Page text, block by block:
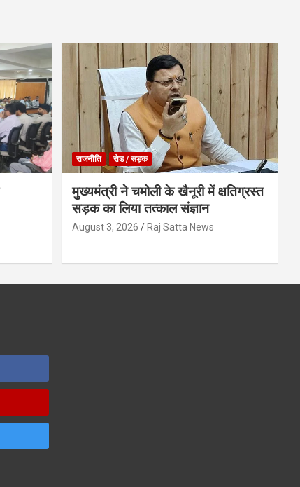
राजनीति रोड / सड़क
मुख्यमंत्री ने चमोली के खैनूरी में क्षतिग्रस्त
सड़क का लिया तत्काल संज्ञान
August 3, 2026 Raj Satta News